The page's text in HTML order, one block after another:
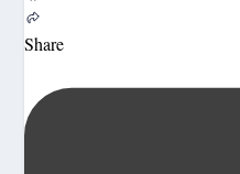
Share